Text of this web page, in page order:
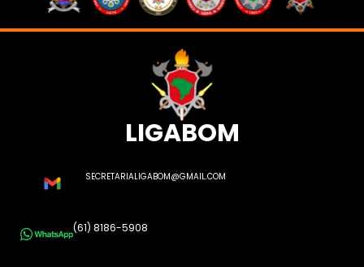
LIGABOM
SECRETARIALIGABOM@GMAIL.COM
(61) 8186-5908